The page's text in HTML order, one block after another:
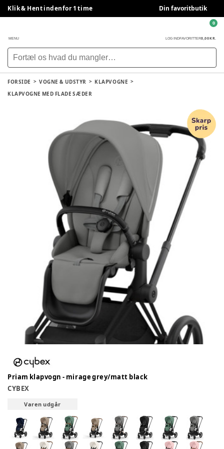
Klik & Hent indenfor 1 time Din favoritbutik
MENU LOG INDFAVORITTER0,00 KR.
0
FORSIDE VOGNE & UDSTYR
KLAPVOGNE
KLAPVOGNE MED FLADE SÆDER
Priam klapvogn - mirage grey/matt black
CYBEX
Varen udgår